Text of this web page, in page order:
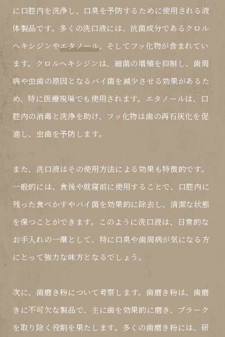
に口腔内を洗浄し、口臭を予防するために使用される液
体製品です。多くの洗口液には、抗菌成分である クロル
ヘキシジンやエタノール、そしてフッ化物が含まれてい
ます。クロルヘキシジンは、細菌の増殖を抑制し、歯周
病や虫歯の原因となるバイ菌を減少させる効果があるた
め、特に医療現場でも使用されます。エタノールは、口
腔内の消毒と洗浄を助け、フッ化物は歯の再石灰化を促
進し、虫歯を予防します。
また、洗口液はその使用方法による効果も特徴的です。
一般的には、食後や就寝前に使用することで、口腔内に
残った食べかすやバイ菌を効果的に除去し、清潔な状態
を保つことができます。このように洗口液は、日常的な
お手入れの一環として、特に口臭や歯周病が気になる方
にとって強力な味方となるでしょう。
次に、歯磨き粉について考察します。歯磨き粉は、歯磨
きに不可欠な製品で、主に歯を効果的に磨き、プラーク
を取り除く役割を果たします。多くの歯磨き粉には、研